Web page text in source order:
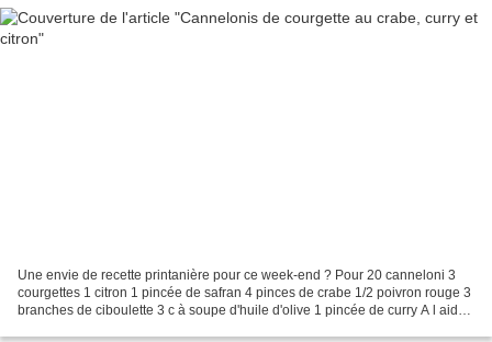
Une envie de recette printanière pour ce week-end ? Pour 20 canneloni 3
courgettes 1 citron 1 pincée de safran 4 pinces de crabe 1/2 poivron rouge 3
branches de ciboulette 3 c à soupe d'huile d'olive 1 pincée de curry A l aide